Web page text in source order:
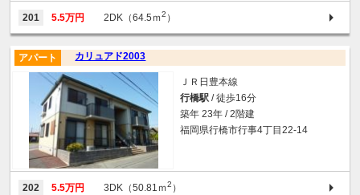
201 5.5万円 2DK（64.5ｍ2 ）
カリュアド2003
アパート
ＪＲ日豊本線
行橋駅 / 徒歩16分
築年 23年 / 2階建
福岡県行橋市行事4丁目22-14
202 5.5万円 3DK（50.81ｍ2 ）